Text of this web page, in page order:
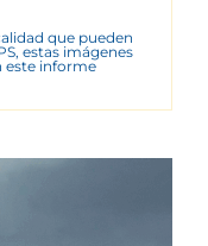
que pueden
estas imágenes
este informe